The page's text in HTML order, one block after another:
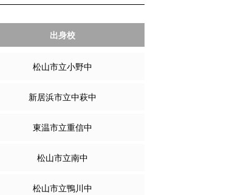
出身校
松山市立小野中
新居浜市立中萩中
東温市立重信中
松山市立南中
松山市立鴨川中